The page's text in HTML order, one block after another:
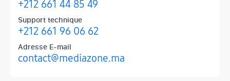
+212 661 44 85 49
Support technique
+212 661 96 06 62
Adresse E-mail
contact@mediazone.ma